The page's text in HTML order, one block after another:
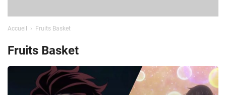
Accueil Fruits Basket
Fruits Basket